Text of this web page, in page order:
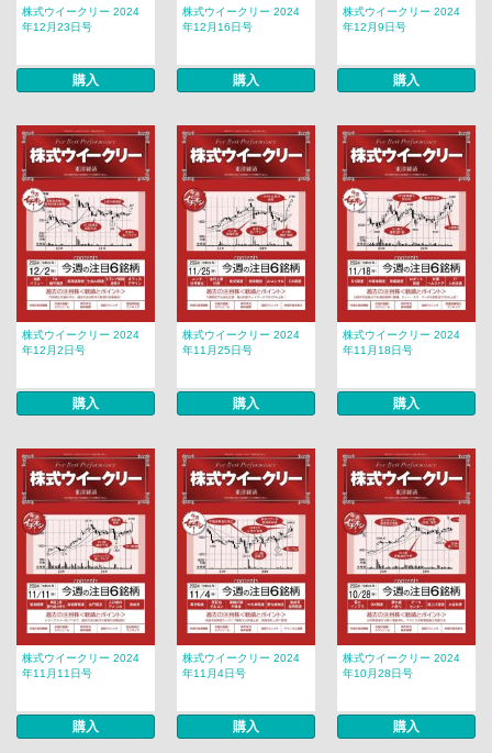
株式ウイークリー 2024
年12月23日号
購入
株式ウイークリー 2024
年12月16日号
購入
株式ウイークリー 2024
年12月9日号
購入
株式ウイークリー 2024
年12月2日号
購入
株式ウイークリー 2024
年11月25日号
購入
株式ウイークリー 2024
年11月18日号
購入
株式ウイークリー 2024
年11月11日号
購入
株式ウイークリー 2024
年11月4日号
購入
株式ウイークリー 2024
年10月28日号
購入